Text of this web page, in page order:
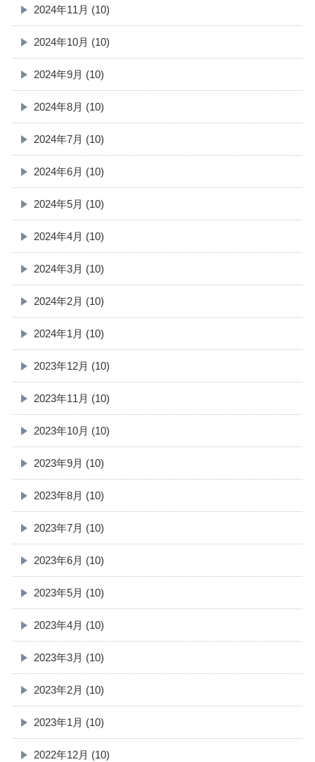
2024年11月 (10)
2024年10月 (10)
2024年9月 (10)
2024年8月 (10)
2024年7月 (10)
2024年6月 (10)
2024年5月 (10)
2024年4月 (10)
2024年3月 (10)
2024年2月 (10)
2024年1月 (10)
2023年12月 (10)
2023年11月 (10)
2023年10月 (10)
2023年9月 (10)
2023年8月 (10)
2023年7月 (10)
2023年6月 (10)
2023年5月 (10)
2023年4月 (10)
2023年3月 (10)
2023年2月 (10)
2023年1月 (10)
2022年12月 (10)